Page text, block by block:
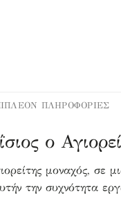
ΠΛΗΡΟΦΟΡΙΕΣ
ο
μοναχός, σε
την συχνότητα